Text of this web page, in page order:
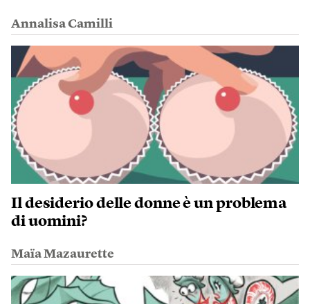
Annalisa Camilli
Il desiderio delle donne è un problema
di uomini?
Maïa Mazaurette